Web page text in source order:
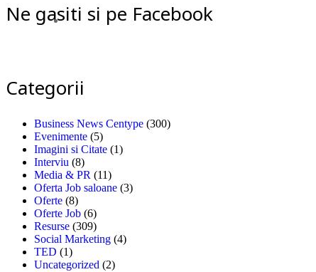
Ne gasiti si pe Facebook
Categorii
Business News Centype (300)
Evenimente (5)
Imagini si Citate (1)
Interviu (8)
Media & PR (11)
Oferta Job saloane (3)
Oferte (8)
Oferte Job (6)
Resurse (309)
Social Marketing (4)
TED (1)
Uncategorized (2)